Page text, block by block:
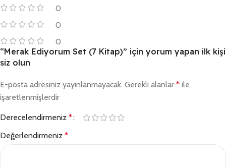
0
0
0
“Merak Ediyorum Set (7 Kitap)” için yorum yapan ilk kişi
siz olun
E-posta adresiniz yayınlanmayacak. Gerekli alanlar * ile
işaretlenmişlerdir
Derecelendirmeniz *
Değerlendirmeniz *